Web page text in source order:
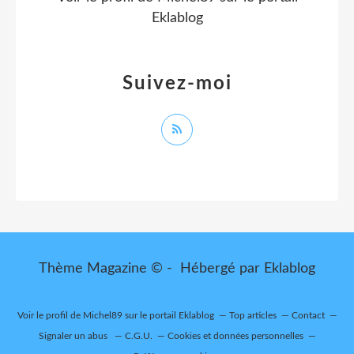
Suivez-moi
Eklablog
Thème Magazine © - Hébergé par Eklablog
Voir le profil de Michel89sur le portail Eklablog Top articles Contact
Signaler un abus C.G.U. Cookies et données personnelles